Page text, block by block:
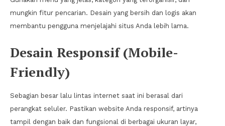
mungkin fitur pencarian. Desain yang bersih dan logis akan
membantu pengguna menjelajahi situs Anda lebih lama.
Desain Responsif (Mobile-
Friendly)
Sebagian besar lalu lintas internet saat ini berasal dari
perangkat seluler. Pastikan website Anda responsif, artinya
tampil dengan baik dan fungsional di berbagai ukuran layar,